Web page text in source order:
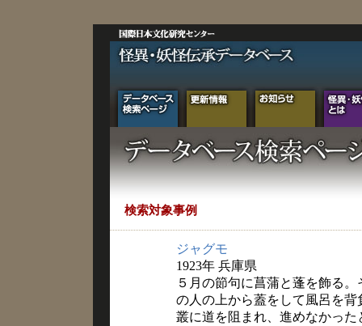
検索対象事例
ジャグモ
1923年 兵庫県
５月の節句に菖蒲と蓬を飾る
の人の上から蓋をして風呂を
叢に道を阻まれ、進めなかっ